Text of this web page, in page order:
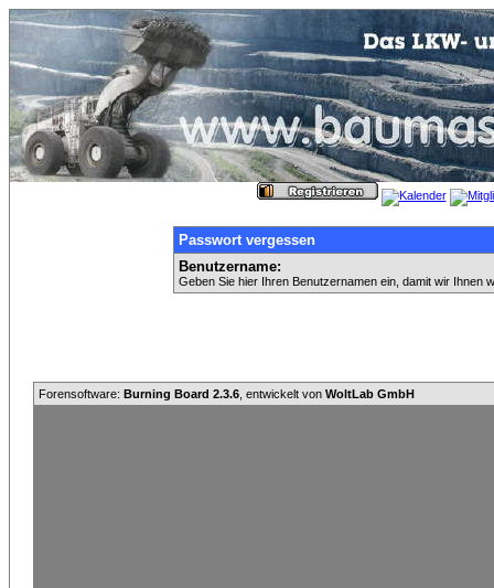
Passwort vergessen
Benutzername:
Geben Sie hier Ihren Benutzernamen ein, damit wir Ihnen
Forensoftware: Burning Board 2.3.6 , entwickelt von WoltLab GmbH